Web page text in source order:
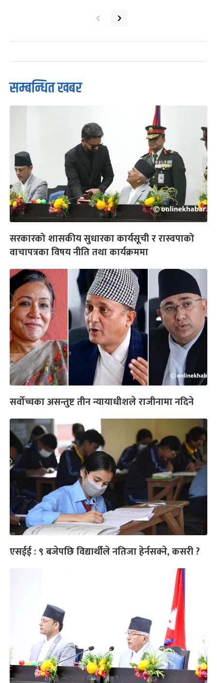
‹ ›
सम्बन्धित खबर
सरकारको शासकीय सुधारका कार्यसूची र रास्वपाको
वाचापत्रका विषय नीति तथा कार्यक्रममा
सर्वोच्चका असन्तुष्ट तीन न्यायाधीशले राजीनामा नदिने
एसईई : ९ बजेपछि विद्यार्थीले नतिजा हेर्नसक्ने, कसरी ?